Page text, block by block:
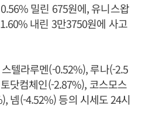
밀린 675원에, 유니스왑
내린 3만3750원에 사고
텔라루멘(-0.52%), 루나(-2.5
닷컴체인(-2.87%), 코스모스
넴(-4.52%) 등의 시세도 24시